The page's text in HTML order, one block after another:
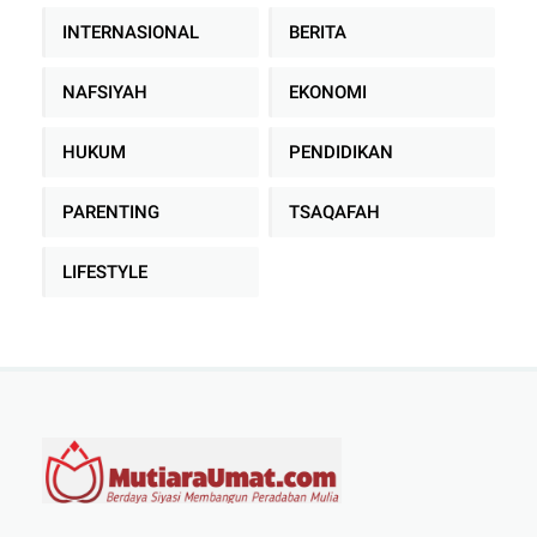
INTERNASIONAL BERITA
NAFSIYAH EKONOMI
HUKUM PENDIDIKAN
PARENTING TSAQAFAH
LIFESTYLE